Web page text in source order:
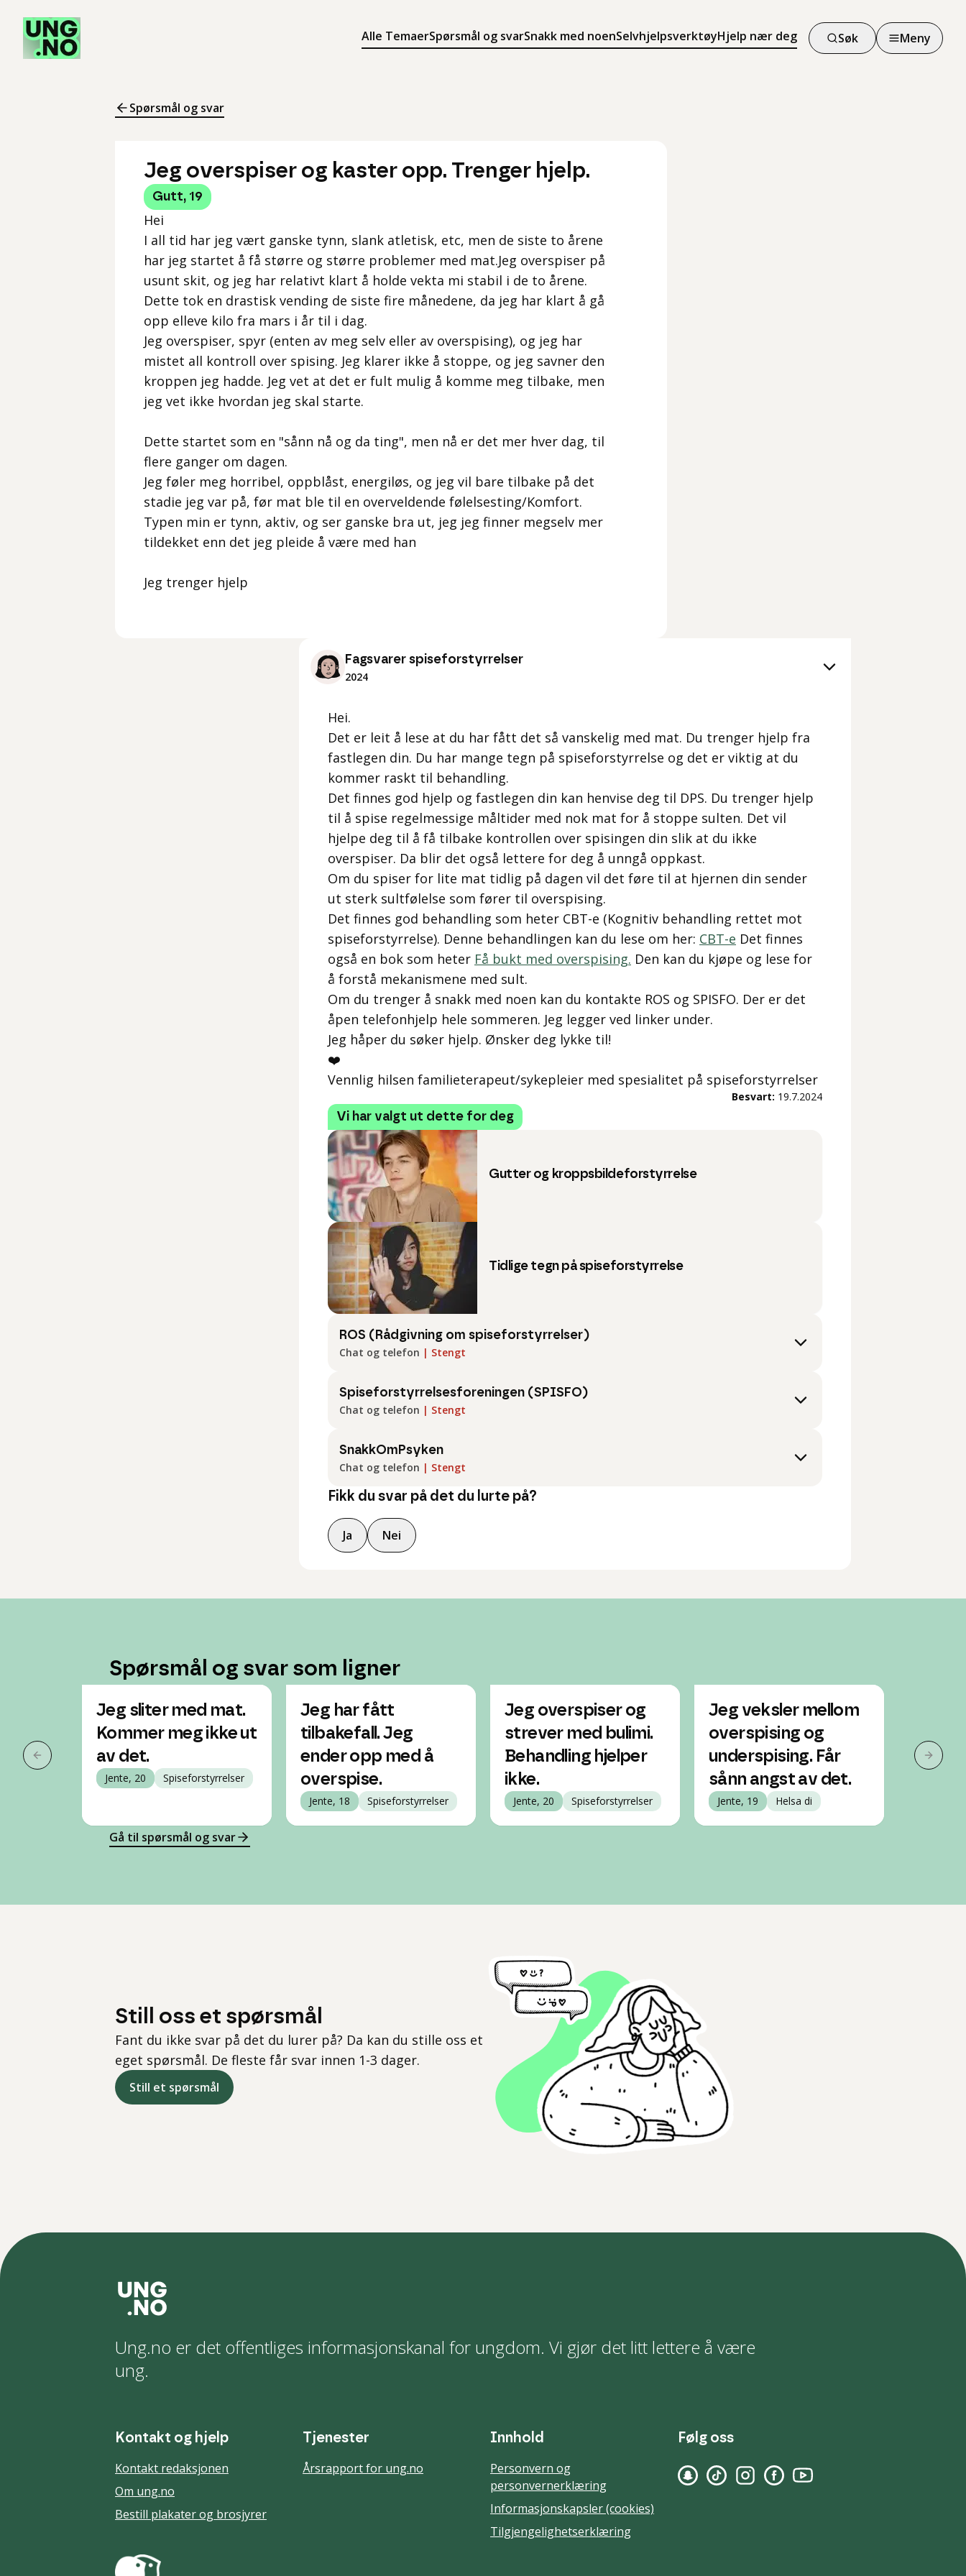
Alle TemaerSpørsmål og svarSnakk med noenSelvhjelpsverktøyHjelp nær deg
Søk
Søk
Meny
Meny
Spørsmål og svar
Jeg overspiser og kaster opp. Trenger hjelp.
Gutt, 19
Hei
I all tid har jeg vært ganske tynn, slank atletisk, etc, men de siste to årene
har jeg startet å få større og større problemer med mat.Jeg overspiser på
usunt skit, og jeg har relativt klart å holde vekta mi stabil i de to årene.
Dette tok en drastisk vending de siste fire månedene, da jeg har klart å gå
opp elleve kilo fra mars i år til i dag.
Jeg overspiser, spyr (enten av meg selv eller av overspising), og jeg har
mistet all kontroll over spising. Jeg klarer ikke å stoppe, og jeg savner den
kroppen jeg hadde. Jeg vet at det er fult mulig å komme meg tilbake, men
jeg vet ikke hvordan jeg skal starte.
Dette startet som en "sånn nå og da ting", men nå er det mer hver dag, til
flere ganger om dagen.
Jeg føler meg horribel, oppblåst, energiløs, og jeg vil bare tilbake på det
stadie jeg var på, før mat ble til en overveldende følelsesting/Komfort.
Typen min er tynn, aktiv, og ser ganske bra ut, jeg jeg finner megselv mer
tildekket enn det jeg pleide å være med han
Jeg trenger hjelp
Fagsvarer spiseforstyrrelser
2024
Hei.
Det er leit å lese at du har fått det så vanskelig med mat. Du trenger hjelp fra
fastlegen din. Du har mange tegn på spiseforstyrrelse og det er viktig at du
kommer raskt til behandling.
Det finnes god hjelp og fastlegen din kan henvise deg til DPS. Du trenger hjelp
til å spise regelmessige måltider med nok mat for å stoppe sulten. Det vil
hjelpe deg til å få tilbake kontrollen over spisingen din slik at du ikke
overspiser. Da blir det også lettere for deg å unngå oppkast.
Om du spiser for lite mat tidlig på dagen vil det føre til at hjernen din sender
ut sterk sultfølelse som fører til overspising.
Det finnes god behandling som heter CBT-e (Kognitiv behandling rettet mot
spiseforstyrrelse). Denne behandlingen kan du lese om her: CBT-e Det finnes
også en bok som heter Få bukt med overspising. Den kan du kjøpe og lese for
å forstå mekanismene med sult.
Om du trenger å snakk med noen kan du kontakte ROS og SPISFO. Der er det
åpen telefonhjelp hele sommeren. Jeg legger ved linker under.
Jeg håper du søker hjelp. Ønsker deg lykke til!
❤️
Vennlig hilsen familieterapeut/sykepleier med spesialitet på spiseforstyrrelser
Besvart: 19.7.2024
Vi har valgt ut dette for deg
Gutter og kroppsbildeforstyrrelse
Tidlige tegn på spiseforstyrrelse
ROS (Rådgivning om spiseforstyrrelser)
Chat og telefon | Stengt
Spiseforstyrrelsesforeningen (SPISFO)
Chat og telefon | Stengt
SnakkOmPsyken
Chat og telefon | Stengt
Fikk du svar på det du lurte på?
Ja Nei
Spørsmål og svar som ligner
Forrige slide
Jeg sliter med mat.
Kommer meg ikke ut
av det.
Jente, 20 Spiseforstyrrelser
Jeg har fått
tilbakefall. Jeg
ender opp med å
overspise.
Jente, 18 Spiseforstyrrelser
Jeg overspiser og
strever med bulimi.
Behandling hjelper
ikke.
Jente, 20 Spiseforstyrrelser
Jeg veksler mellom
overspising og
underspising. Får
sånn angst av det.
Jente, 19 Helsa di
få?Neste
Gå til spørsmål og svar
Still oss et spørsmål
Fant du ikke svar på det du lurer på? Da kan du stille oss et
eget spørsmål. De fleste får svar innen 1-3 dager.
Still et spørsmål
Ung.no er det offentliges informasjonskanal for ungdom. Vi gjør det litt lettere å være
ung.
Kontakt og hjelp
Kontakt redaksjonen
Om ung.no
Bestill plakater og brosjyrer
Tjenester
Årsrapport for ung.no
Innhold
Personvern og
personvernerklæring
Informasjonskapsler (cookies)
Tilgjengelighetserklæring
Følg oss